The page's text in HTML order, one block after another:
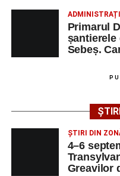
spital după ce a
strada Dorobanți
Accident pe
de 66 de ani
motocicletă
Primarul
șantierele
Sebeș.
ȘTIRI DIN
4–6
Greavilor